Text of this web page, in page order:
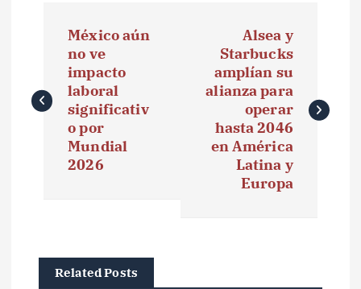
v
e
México aún
no ve
impacto
laboral
significativ
o por
Mundial
2026
Alsea y
Starbucks
amplían su
alianza para
operar
hasta 2046
en América
Latina y
Europa
Related Posts